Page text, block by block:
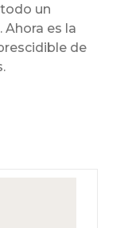
un
es la
de